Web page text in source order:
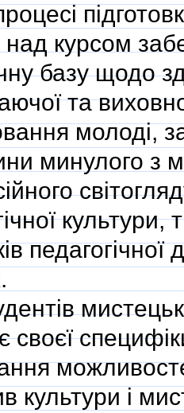
курсом
базу щодо
та
молоді,
минулого з
своєї
культури і